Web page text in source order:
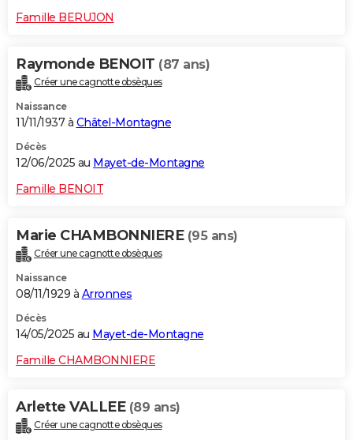
Famille BERUJON
Raymonde BENOIT (87 ans)
Créer une cagnotte obsèques
Naissance
11/11/1937 à Châtel-Montagne
Décès
12/06/2025 au Mayet-de-Montagne
Famille BENOIT
Marie CHAMBONNIERE (95 ans)
Créer une cagnotte obsèques
Naissance
08/11/1929 à Arronnes
Décès
14/05/2025 au Mayet-de-Montagne
Famille CHAMBONNIERE
Arlette VALLEE (89 ans)
Créer une cagnotte obsèques